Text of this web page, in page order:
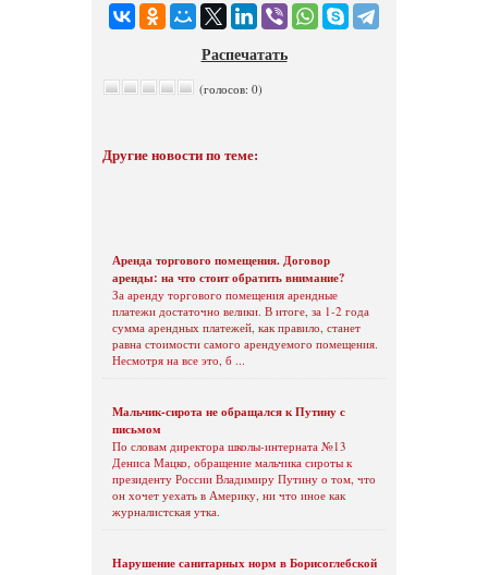
Распечатать
(голосов: 0)
Другие новости по теме:
Аренда торгового помещения. Договор
аренды: на что стоит обратить внимание?
За аренду торгового помещения арендные
платежи достаточно велики. В итоге, за 1-2 года
сумма арендных платежей, как правило, станет
равна стоимости самого арендуемого помещения.
Несмотря на все это, б ...
Мальчик-сирота не обращался к Путину с
письмом
По словам директора школы-интерната №13
Дениса Мацко, обращение мальчика сироты к
президенту России Владимиру Путину о том, что
он хочет уехать в Америку, ни что иное как
журналистская утка.
Нарушение санитарных норм в Борисоглебской